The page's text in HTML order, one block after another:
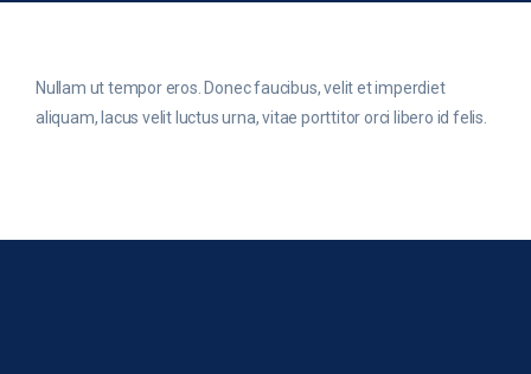
Nullam ut tempor eros. Donec faucibus, velit et imperdiet
aliquam, lacus velit luctus urna, vitae porttitor orci libero id felis.